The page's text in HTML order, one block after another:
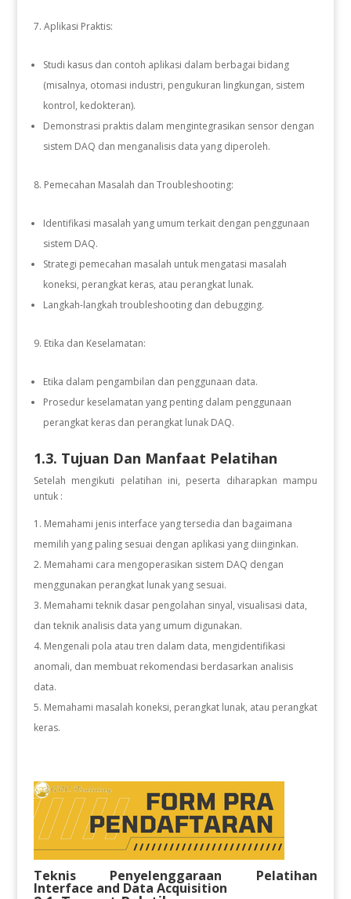
Aplikasi Praktis:
Studi kasus dan contoh aplikasi dalam berbagai bidang
(misalnya, otomasi industri, pengukuran lingkungan, sistem
kontrol, kedokteran).
Demonstrasi praktis dalam mengintegrasikan sensor dengan
sistem DAQ dan menganalisis data yang diperoleh.
Pemecahan Masalah dan Troubleshooting:
Identifikasi masalah yang umum terkait dengan penggunaan
sistem DAQ.
Strategi pemecahan masalah untuk mengatasi masalah
koneksi, perangkat keras, atau perangkat lunak.
Langkah-langkah troubleshooting dan debugging.
Etika dan Keselamatan:
Etika dalam pengambilan dan penggunaan data.
Prosedur keselamatan yang penting dalam penggunaan
perangkat keras dan perangkat lunak DAQ.
1.3. Tujuan Dan Manfaat Pelatihan
Setelah mengikuti pelatihan ini, peserta diharapkan mampu
untuk :
Memahami jenis interface yang tersedia dan bagaimana
memilih yang paling sesuai dengan aplikasi yang diinginkan.
Memahami cara mengoperasikan sistem DAQ dengan
menggunakan perangkat lunak yang sesuai.
Memahami teknik dasar pengolahan sinyal, visualisasi data,
dan teknik analisis data yang umum digunakan.
Mengenali pola atau tren dalam data, mengidentifikasi
anomali, dan membuat rekomendasi berdasarkan analisis
data.
Memahami masalah koneksi, perangkat lunak, atau perangkat
keras.
Teknis Penyelenggaraan Pelatihan
Interface and Data Acquisition